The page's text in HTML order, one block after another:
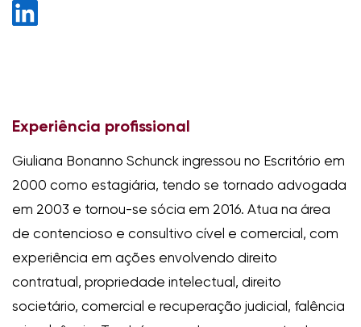
Experiência profissional
Giuliana Bonanno Schunck ingressou no Escritório em
2000 como estagiária, tendo se tornado advogada
em 2003 e tornou-se sócia em 2016. Atua na área
de contencioso e consultivo cível e comercial, com
experiência em ações envolvendo direito
contratual, propriedade intelectual, direito
societário, comercial e recuperação judicial, falência